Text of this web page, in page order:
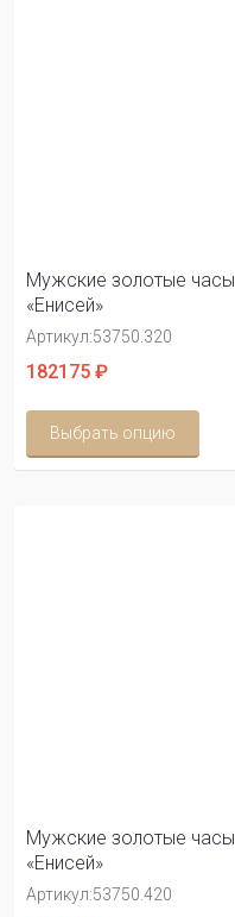
Мужские золотые часы
«Енисей»
Артикул:53750.320
182175 ₽
Выбрать опцию
Мужские золотые часы
«Енисей»
Артикул:53750.420